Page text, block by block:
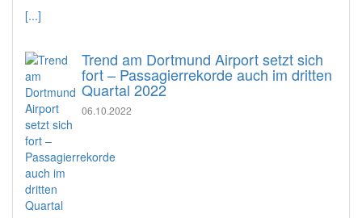
[...]
Trend am Dortmund Airport setzt sich
fort – Passagierrekorde auch im dritten
Quartal 2022
06.10.2022